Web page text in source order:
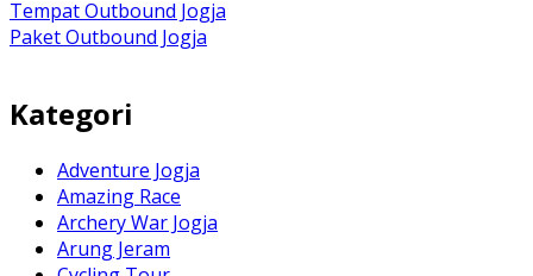
Tempat Outbound Jogja
Paket Outbound Jogja
Kategori
Adventure Jogja
Amazing Race
Archery War Jogja
Arung Jeram